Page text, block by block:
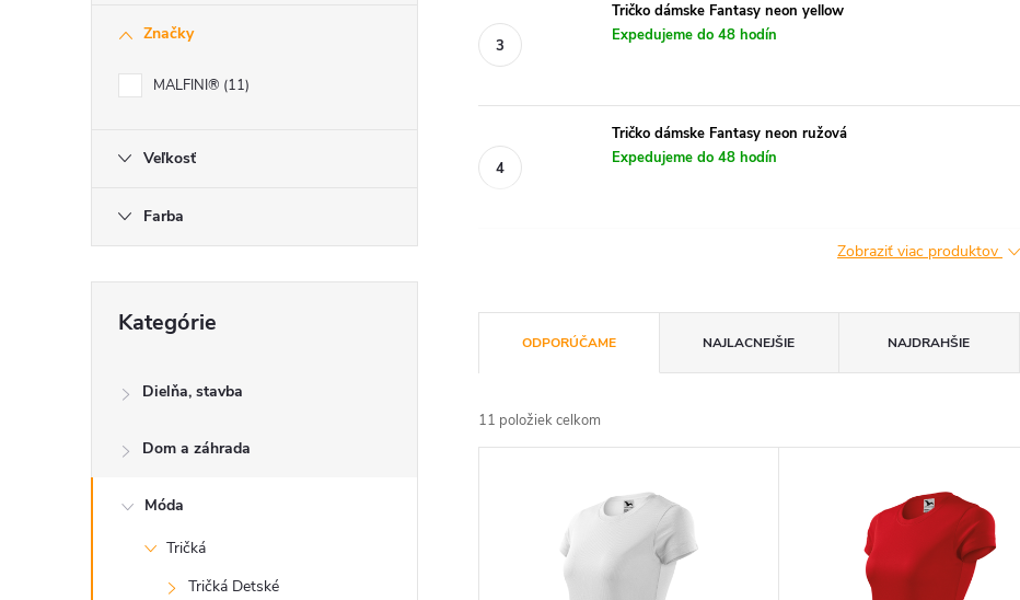
Značky
MALFINI® 11
Veľkosť
Farba
kategórie
Kategórie
Dielňa, stavba
Dom a záhrada
Móda
Tričká
Tričká Detské
Tričko dámske Fantasy neon yellow
Expedujeme do 48 hodín
Tričko dámske Fantasy neon ružová
Expedujeme do 48 hodín
Zobraziť viac produktov
a
d
ODPORÚČAME NAJLACNEJŠIE NAJDRAHŠIE
11 položiek celkom